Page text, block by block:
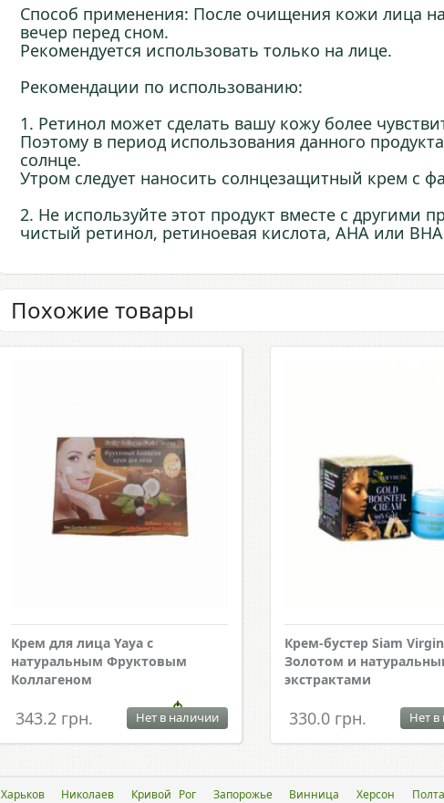
Способ применения: После очищения кожи лица
вечер перед сном.
Рекомендуется использовать только на лице.
Рекомендации по использованию:
1. Ретинол может сделать вашу кожу более
Поэтому в период использования данного
солнце.
Утром следует наносить солнцезащитный крем с
2. Не используйте этот продукт вместе с другими
чистый ретинол, ретиноевая кислота, AHA или
Похожие товары
Крем для лица Yaya с
натуральным Фруктовым
Коллагеном
343.2 грн. Нет в наличии
Крем-бустер Siam
Золотом и
экстрактами
330.0 грн. Нет
Харьков Николаев Кривой Рог Запорожье Винница Херсон